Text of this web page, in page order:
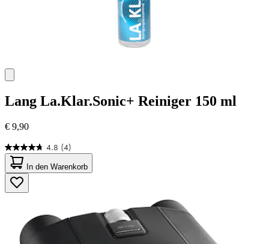
Lang La.Klar.Sonic+ Reiniger 150 ml
€ 9,90
4.8 (4)
4.8
von
5
Sternen.
4
In den Warenkorb